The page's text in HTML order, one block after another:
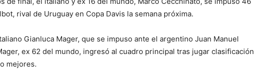
rival de Uruguay en Copa Davis la semana próxima.
Gianluca Mager, que se impuso ante el argentino Juan Manuel
ex 62 del mundo, ingresó al cuadro principal tras jugar clasificación
mejores.